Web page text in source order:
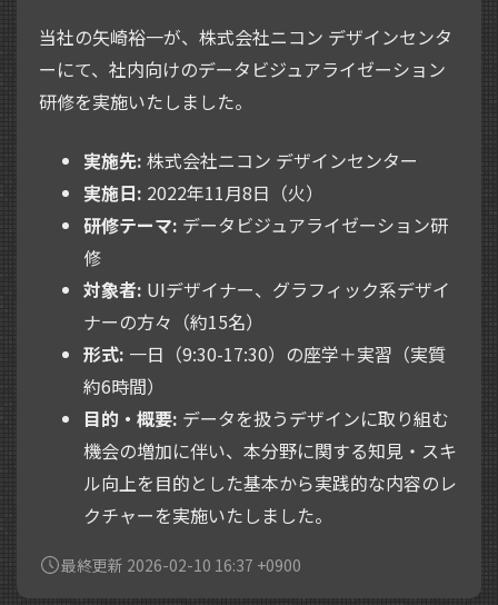
当社の矢崎裕一が、株式会社ニコン デザインセンタ
ーにて、社内向けのデータビジュアライゼーション
研修を実施いたしました。
実施先: 株式会社ニコン デザインセンター
実施日: 2022年11月8日（火）
研修テーマ: データビジュアライゼーション研
修
対象者: UIデザイナー、グラフィック系デザイ
ナーの方々（約15名）
形式: 一日（9:30-17:30）の座学＋実習（実質
約6時間）
目的・概要: データを扱うデザインに取り組む
機会の増加に伴い、本分野に関する知見・スキ
ル向上を目的とした基本から実践的な内容のレ
クチャーを実施いたしました。
最終更新 2026-02-10 16:37 +0900